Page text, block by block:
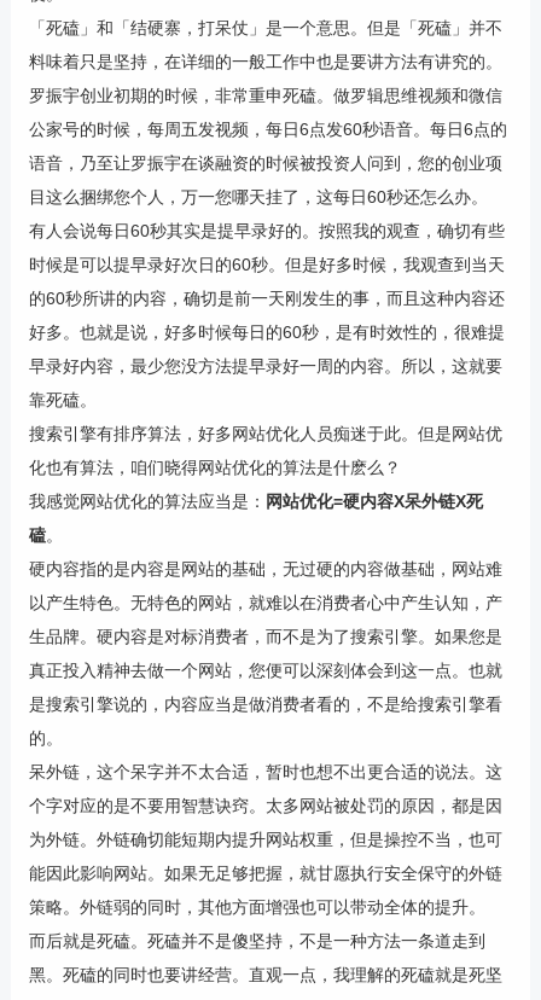
「死磕」和「结硬寨，打呆仗」是一个意思。但是「死磕」并不
料味着只是坚持，在详细的一般工作中也是要讲方法有讲究的。
罗振宇创业初期的时候，非常重申死磕。做罗辑思维视频和微信
公家号的时候，每周五发视频，每日6点发60秒语音。每日6点的
语音，乃至让罗振宇在谈融资的时候被投资人问到，您的创业项
目这么捆绑您个人，万一您哪天挂了，这每日60秒还怎么办。
有人会说每日60秒其实是提早录好的。按照我的观查，确切有些
时候是可以提早录好次日的60秒。但是好多时候，我观查到当天
的60秒所讲的内容，确切是前一天刚发生的事，而且这种内容还
好多。也就是说，好多时候每日的60秒，是有时效性的，很难提
早录好内容，最少您没方法提早录好一周的内容。所以，这就要
靠死磕。
搜索引擎有排序算法，好多网站优化人员痴迷于此。但是网站优
化也有算法，咱们晓得网站优化的算法是什麽么？
我感觉网站优化的算法应当是： 网站优化=硬内容X呆外链X死
磕。
硬内容指的是内容是网站的基础，无过硬的内容做基础，网站难
以产生特色。无特色的网站，就难以在消费者心中产生认知，产
生品牌。硬内容是对标消费者，而不是为了搜索引擎。如果您是
真正投入精神去做一个网站，您便可以深刻体会到这一点。也就
是搜索引擎说的，内容应当是做消费者看的，不是给搜索引擎看
的。
呆外链，这个呆字并不太合适，暂时也想不出更合适的说法。这
个字对应的是不要用智慧诀窍。太多网站被处罚的原因，都是因
为外链。外链确切能短期内提升网站权重，但是操控不当，也可
能因此影响网站。如果无足够把握，就甘愿执行安全保守的外链
策略。外链弱的同时，其他方面增强也可以带动全体的提升。
而后就是死磕。死磕并不是傻坚持，不是一种方法一条道走到
黑。死磕的同时也要讲经营。直观一点，我理解的死磕就是死坚